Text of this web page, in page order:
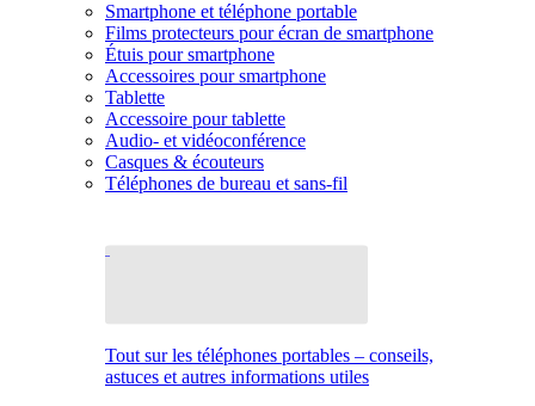
Smartphone et téléphone portable
Films protecteurs pour écran de smartphone
Étuis pour smartphone
Accessoires pour smartphone
Tablette
Accessoire pour tablette
Audio- et vidéoconférence
Casques & écouteurs
Téléphones de bureau et sans-fil
Tout sur les téléphones portables – conseils,
astuces et autres informations utiles